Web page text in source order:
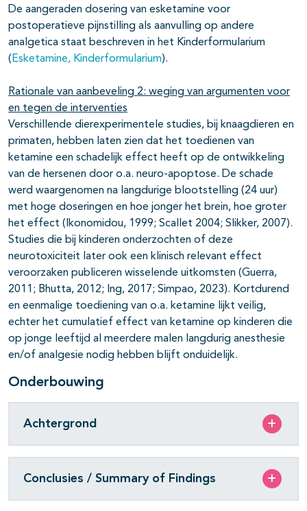
De aangeraden dosering van esketamine voor
postoperatieve pijnstilling als aanvulling op andere
analgetica staat beschreven in het Kinderformularium
( Esketamine, Kinderformularium).
Rationale van aanbeveling 2: weging van argumenten voor
en tegen de interventies
Verschillende dierexperimentele studies, bij knaagdieren en
primaten, hebben laten zien dat het toedienen van
ketamine een schadelijk effect heeft op de ontwikkeling
van de hersenen door o.a. neuro-apoptose. De schade
werd waargenomen na langdurige blootstelling (24 uur)
met hoge doseringen en hoe jonger het brein, hoe groter
het effect (Ikonomidou, 1999; Scallet 2004; Slikker, 2007).
Studies die bij kinderen onderzochten of deze
neurotoxiciteit later ook een klinisch relevant effect
veroorzaken publiceren wisselende uitkomsten (Guerra,
2011; Bhutta, 2012; Ing, 2017; Simpao, 2023). Kortdurend
en eenmalige toediening van o.a. ketamine lijkt veilig,
echter het cumulatief effect van ketamine op kinderen die
op jonge leeftijd al meerdere malen langdurig anesthesie
en/of analgesie nodig hebben blijft onduidelijk.
Onderbouwing
Achtergrond
Conclusies / Summary of Findings